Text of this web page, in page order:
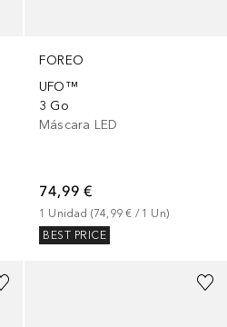
FOREO
UFO™
3 Go
Máscara LED
74,99 €
1 Unidad (74,99 € / 1 Un)
BEST PRICE